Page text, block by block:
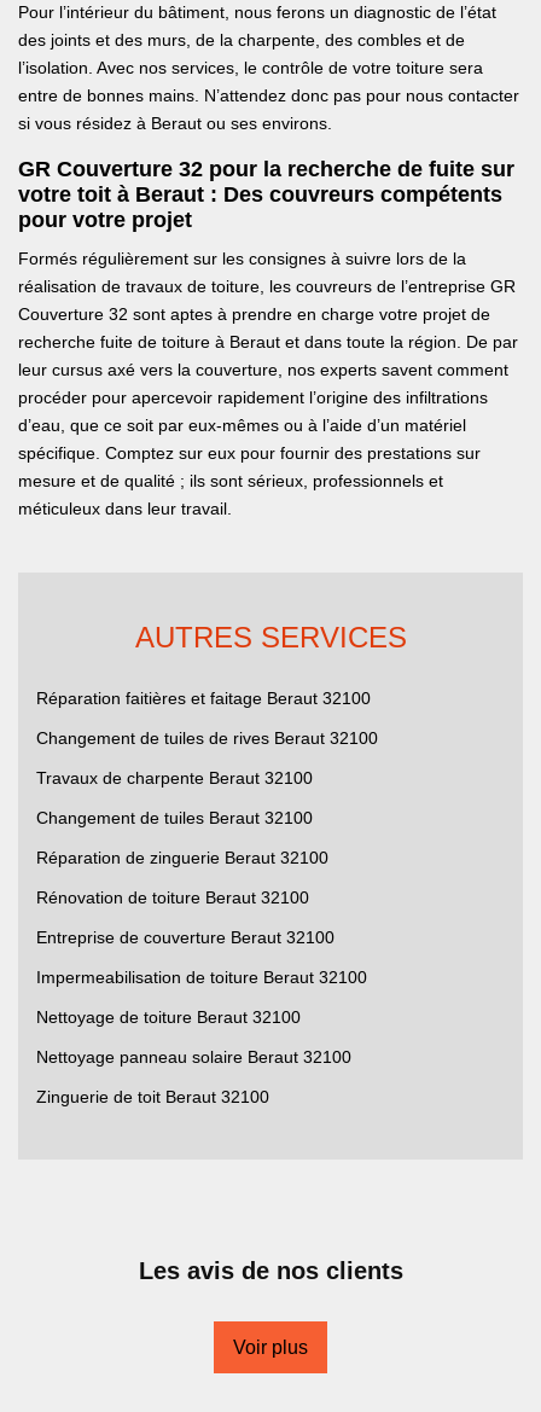
Pour l’intérieur du bâtiment, nous ferons un diagnostic de l’état
des joints et des murs, de la charpente, des combles et de
l’isolation. Avec nos services, le contrôle de votre toiture sera
entre de bonnes mains. N’attendez donc pas pour nous contacter
si vous résidez à Beraut ou ses environs.
GR Couverture 32 pour la recherche de fuite sur
votre toit à Beraut : Des couvreurs compétents
pour votre projet
Formés régulièrement sur les consignes à suivre lors de la
réalisation de travaux de toiture, les couvreurs de l’entreprise GR
Couverture 32 sont aptes à prendre en charge votre projet de
recherche fuite de toiture à Beraut et dans toute la région. De par
leur cursus axé vers la couverture, nos experts savent comment
procéder pour apercevoir rapidement l’origine des infiltrations
d’eau, que ce soit par eux-mêmes ou à l’aide d’un matériel
spécifique. Comptez sur eux pour fournir des prestations sur
mesure et de qualité ; ils sont sérieux, professionnels et
méticuleux dans leur travail.
AUTRES SERVICES
Réparation faitières et faitage Beraut 32100
Changement de tuiles de rives Beraut 32100
Travaux de charpente Beraut 32100
Changement de tuiles Beraut 32100
Réparation de zinguerie Beraut 32100
Rénovation de toiture Beraut 32100
Entreprise de couverture Beraut 32100
Impermeabilisation de toiture Beraut 32100
Nettoyage de toiture Beraut 32100
Nettoyage panneau solaire Beraut 32100
Zinguerie de toit Beraut 32100
Les avis de nos clients
Voir plus